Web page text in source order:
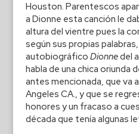
Houston. Parentescos
a Dionne esta canción le
altura del vientre pues la
según sus propias
autobiográfico Dionnedel
habla de una chica oriunda
antes mencionada, que va
Angeles CA., y que se
honores y un fracaso a
década que tenía algunas